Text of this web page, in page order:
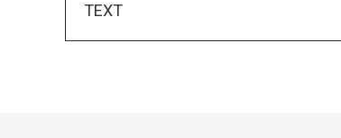
TEXT